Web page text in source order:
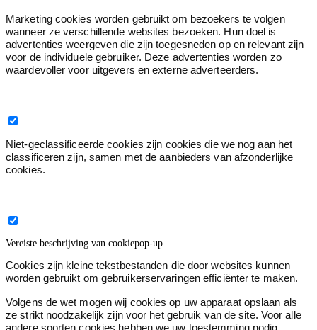
Marketing cookies worden gebruikt om bezoekers te volgen
wanneer ze verschillende websites bezoeken. Hun doel is
advertenties weergeven die zijn toegesneden op en relevant zijn
voor de individuele gebruiker. Deze advertenties worden zo
waardevoller voor uitgevers en externe adverteerders.
Niet-geclassificeerde cookies zijn cookies die we nog aan het
classificeren zijn, samen met de aanbieders van afzonderlijke
cookies.
Vereiste beschrijving van cookiepop-up
Cookies zijn kleine tekstbestanden die door websites kunnen
worden gebruikt om gebruikerservaringen efficiënter te maken.
Volgens de wet mogen wij cookies op uw apparaat opslaan als
ze strikt noodzakelijk zijn voor het gebruik van de site. Voor alle